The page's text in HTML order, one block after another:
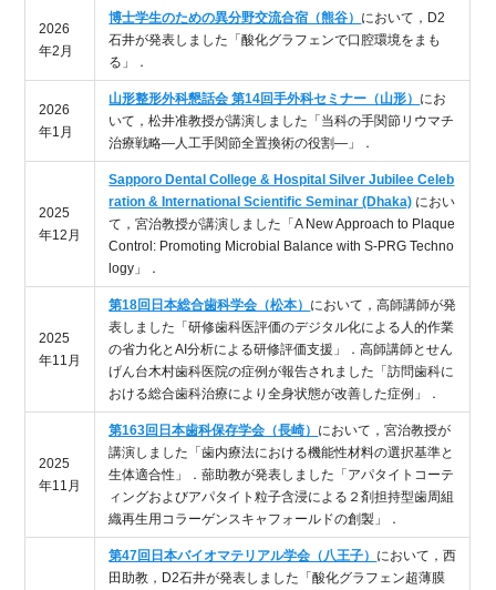
2026
年2月
博士学生のための異分野交流合宿（熊谷） において，D2
石井が発表しました「酸化グラフェンで口腔環境をまも
る」．
2026
年1月
山形整形外科懇話会 第14回手外科セミナー（山形） にお
いて，松井准教授が講演しました「当科の手関節リウマチ
治療戦略―人工手関節全置換術の役割―」．
2025
年12月
Sapporo Dental College & Hospital Silver Jubilee Celeb
ration & International Scientific Seminar (Dhaka) におい
て，宮治教授が講演しました「A New Approach to Plaque
Control: Promoting Microbial Balance with S-PRG Techno
logy」．
2025
年11月
第18回日本総合歯科学会（松本） において，高師講師が発
表しました「研修歯科医評価のデジタル化による人的作業
の省力化とAI分析による研修評価支援」．高師講師とせん
げん台木村歯科医院の症例が報告されました「訪問歯科に
おける総合歯科治療により全身状態が改善した症例」．
2025
年11月
第163回日本歯科保存学会（長崎） において，宮治教授が
講演しました「歯内療法における機能性材料の選択基準と
生体適合性」．蔀助教が発表しました「アパタイトコーテ
ィングおよびアパタイト粒子含浸による ２剤担持型歯周組
織再生用コラーゲンスキャフォールドの創製」
．
第47回日本バイオマテリアル学会（八王子） において，西
田助教，D2石井が発表しました「酸化グラフェン超薄膜